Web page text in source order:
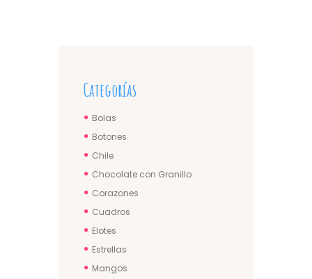
Categorías
Bolas
Botones
Chile
Chocolate con Granillo
Corazones
Cuadros
Elotes
Estrellas
Mangos